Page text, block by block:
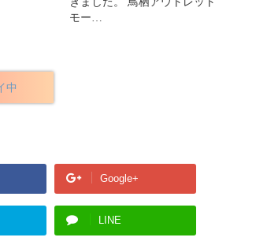
中
モー…
Google+
LINE